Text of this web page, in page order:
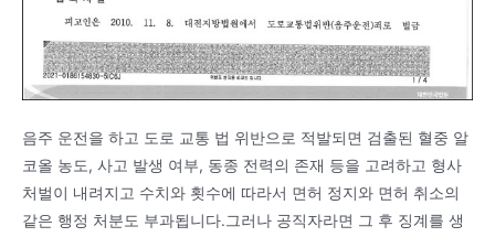
음주 운전을 하고 도로 교통 법 위반으로 적발되면 검출된 혈중 알
코올 농도, 사고 발생 여부, 동종 전력의 존재 등을 고려하고 형사
처벌이 내려지고 수치와 횟수에 따라서 면허 정지와 면허 취소의
같은 행정 처분도 부과됩니다.그러나 공직자라면 그 후 징계를 생